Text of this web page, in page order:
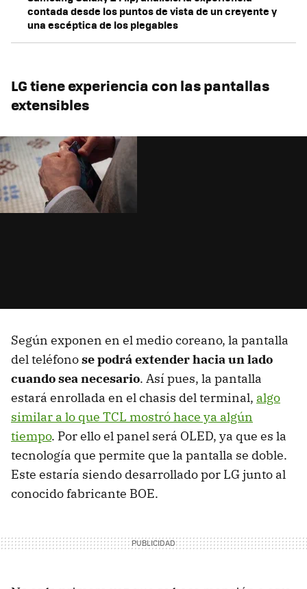
contada desde los puntos de vista de un creyente y
una escéptica de los plegables
LG tiene experiencia con las pantallas
extensibles
Según exponen en el medio coreano, la pantalla
del teléfonose podrá extender hacia un lado
cuando sea necesario. Así pues, la pantalla
estará enrollada en el chasis del terminal, algo
similar a lo que TCL mostró hace ya algún
tiempo. Por ello el panel será OLED, ya que es la
tecnología que permite que la pantalla se doble.
Este estaría siendo desarrollado por LG junto al
conocido fabricante BOE.